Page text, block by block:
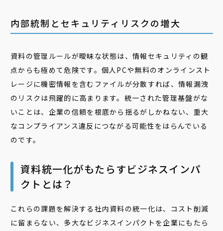
内部統制とセキュリティリスクの増大
資料の管理ルールが曖昧な状態は、情報セキュリティの観
点からも極めて危険です。個人PCや無料のオンラインスト
レージに機密情報を含むファイルが分散すれば、情報漏洩
のリスクは飛躍的に高まります。統一された管理基盤がな
いことは、企業の信頼を根底から揺るがしかねない、重大
なコンプライアンス違反につながる可能性をはらんでいる
のです。
資料統一化がもたらすビジネスインパ
クトとは？
これらの課題を解決する社内資料の統一化は、コスト削減
に留まらない、多大なビジネスインパクトを企業にもたら